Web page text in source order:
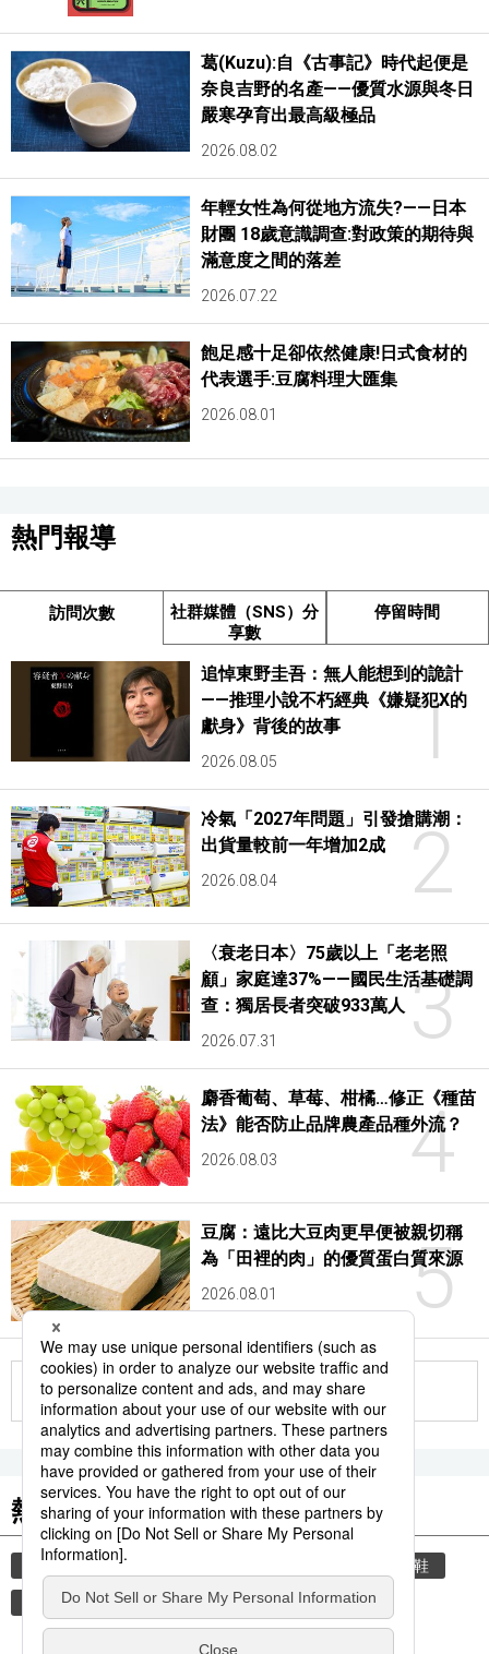
葛(Kuzu):自《古事記》時代起便是
奈良吉野的名產——優質水源與冬日
嚴寒孕育出最高級極品
2026.08.02
年輕女性為何從地方流失?——日本
財團 18歲意識調查:對政策的期待與
滿意度之間的落差
2026.07.22
飽足感十足卻依然健康!日式食材的
代表選手:豆腐料理大匯集
2026.08.01
熱門報導
訪問次數
社群媒體（SNS）分
享數
停留時間
1
追悼東野圭吾：無人能想到的詭計
——推理小說不朽經典《嫌疑犯X的
獻身》背後的故事
2026.08.05
2
冷氣「2027年問題」引發搶購潮：
出貨量較前一年增加2成
2026.08.04
3
〈衰老日本〉75歲以上「老老照
顧」家庭達37%——國民生活基礎調
查：獨居長者突破933萬人
2026.07.31
4
麝香葡萄、草莓、柑橘…修正《種苗
法》能否防止品牌農產品種外流？
2026.08.03
5
豆腐：遠比大豆肉更早便被親切稱
為「田裡的肉」的優質蛋白質來源
2026.08.01
更多
熱門關鍵詞
教育 禮儀 脫鞋
品牌 文學 小說